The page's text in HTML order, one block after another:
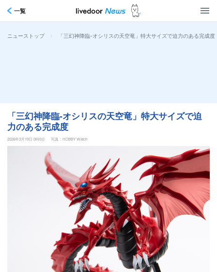
一覧
ニューストップ > 「三幻神降臨-オシリスの天空竜」特大サイズで迫力のある完成度
「三幻神降臨-オシリスの天空竜」特大サイズで迫
力のある完成度
2026年3月19日 0時0分 写真：HOBBY Watch